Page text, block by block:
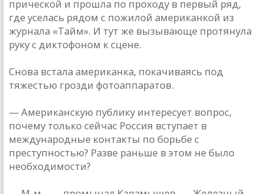
прической и прошла по проходу в первый ряд,
где уселась рядом с пожилой американкой из
журнала «Тайм». И тут же вызывающе протянула
руку с диктофоном к сцене.
Снова встала американка, покачиваясь под
тяжестью грозди фотоаппаратов.
— Американскую публику интересует вопрос,
почему только сейчас Россия вступает в
международные контакты по борьбе с
преступностью? Разве раньше в этом не было
необходимости?